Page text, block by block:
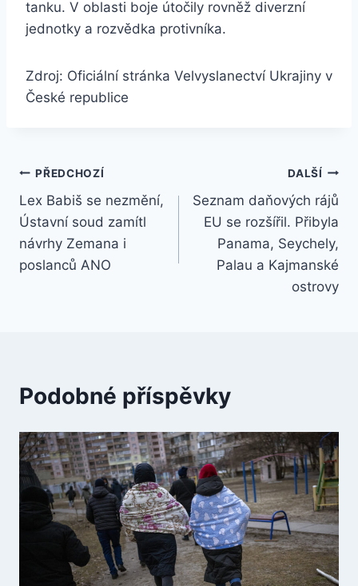
tanku. V oblasti boje útočily rovněž diverzní
jednotky a rozvědka protivníka.
Zdroj: Oficiální stránka Velvyslanectví Ukrajiny v
České republice
Navigace
pro
příspěvek
PŘEDCHOZÍ
Lex Babiš se nezmění,
Ústavní soud zamítl
návrhy Zemana i
poslanců ANO
DALŠÍ
Seznam daňových rájů
EU se rozšířil. Přibyla
Panama, Seychely,
Palau a Kajmanské
ostrovy
Podobné příspěvky